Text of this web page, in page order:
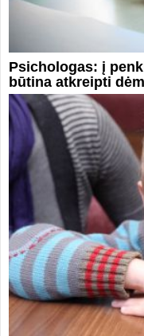
Psichologas: į
būtina atkreipti